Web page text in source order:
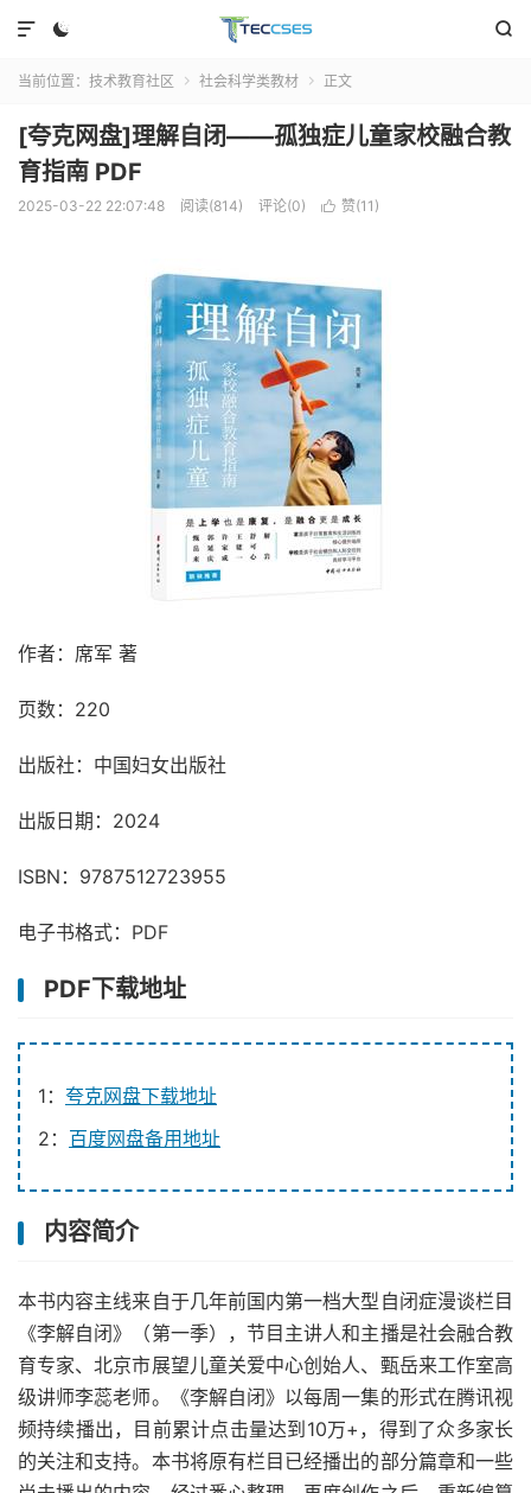
 

当前位置： 技术教育社区  社会科学类教材  正文
[夸克网盘]理解自闭——孤独症儿童家校融合教
育指南 PDF
2025-03-22 22:07:48 阅读(814) 评论(0)  赞(11 )
作者：席军 著
页数：220
出版社：中国妇女出版社
出版日期：2024
ISBN：9787512723955
电子书格式：PDF
PDF下载地址
1： 夸克网盘下载地址
2： 百度网盘备用地址
内容简介
本书内容主线来自于几年前国内第一档大型自闭症漫谈栏目
《李解自闭》（第一季），节目主讲人和主播是社会融合教
育专家、北京市展望儿童关爱中心创始人、甄岳来工作室高
级讲师李蕊老师。《李解自闭》以每周一集的形式在腾讯视
频持续播出，目前累计点击量达到10万+，得到了众多家长
的关注和支持。本书将原有栏目已经播出的部分篇章和一些